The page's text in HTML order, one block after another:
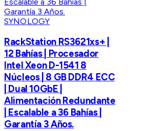
SYNOLOGY
RackStation RS3621xs+ |
12 Bahías | Procesador
Intel Xeon D-1541 8
Núcleos | 8 GB DDR4 ECC
| Dual 10GbE |
Alimentación Redundante
| Escalable a 36 Bahías |
Garantía 3 Años.